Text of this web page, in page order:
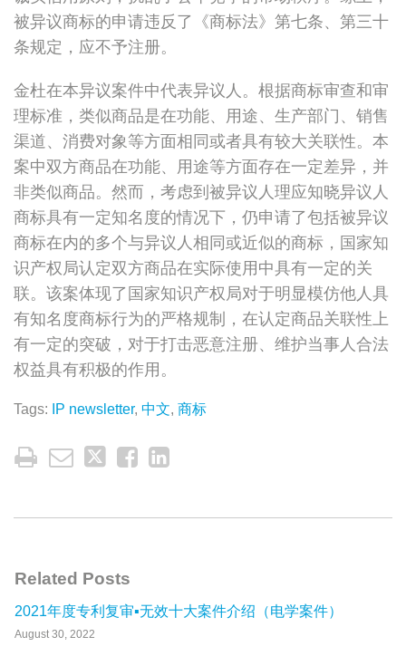
被异议商标的申请违反了《商标法》第七条、第三十
条规定，应不予注册。
金杜在本异议案件中代表异议人。根据商标审查和审
理标准，类似商品是在功能、用途、生产部门、销售
渠道、消费对象等方面相同或者具有较大关联性。本
案中双方商品在功能、用途等方面存在一定差异，并
非类似商品。然而，考虑到被异议人理应知晓异议人
商标具有一定知名度的情况下，仍申请了包括被异议
商标在内的多个与异议人相同或近似的商标，国家知
识产权局认定双方商品在实际使用中具有一定的关
联。该案体现了国家知识产权局对于明显模仿他人具
有知名度商标行为的严格规制，在认定商品关联性上
有一定的突破，对于打击恶意注册、维护当事人合法
权益具有积极的作用。
Tags: IP newsletter, 中文, 商标
Related Posts
2021年度专利复审▪无效十大案件介绍（电学案件）
August 30, 2022